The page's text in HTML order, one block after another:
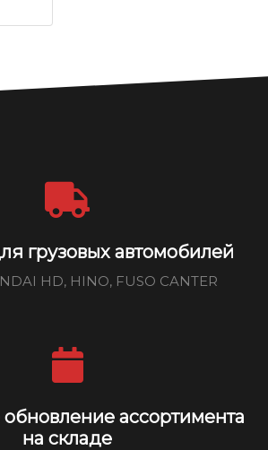
грузовых автомобилей
HD, HINO, FUSO CANTER
ассортимента
на складе